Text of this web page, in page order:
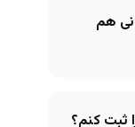
هم
ثبت کنم؟